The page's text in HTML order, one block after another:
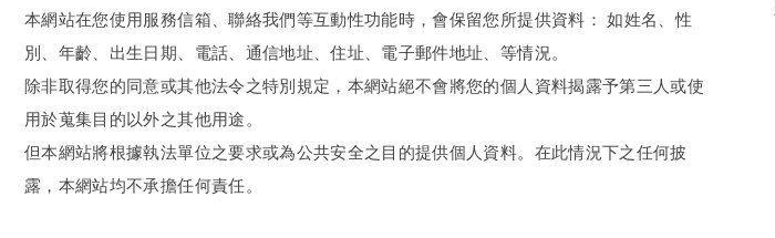
本網站在您使用服務信箱、聯絡我們等互動性功能時，會保留您所提供資料： 如姓名、性
別、年齡、出生日期、電話、通信地址、住址、電子郵件地址、等情況。
除非取得您的同意或其他法令之特別規定，本網站絕不會將您的個人資料揭露予第三人或使
用於蒐集目的以外之其他用途。
但本網站將根據執法單位之要求或為公共安全之目的提供個人資料。在此情況下之任何披
露，本網站均不承擔任何責任。